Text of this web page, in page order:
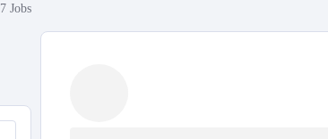
7 Jobs